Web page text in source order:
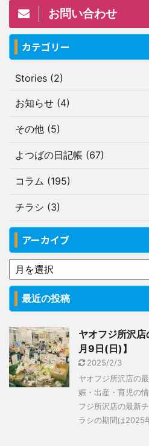
お問い合わせ
カテゴリー
Stories (2)
お知らせ (4)
その他 (5)
よつばの日記帳 (67)
コラム (195)
チラシ (3)
アーカイブ
最近の投稿
ヤオフジ所沢
月9日(日)】
2025/2/3
ヤオフジ所沢店の
娠・出産・育児の
フジ所沢店の最新
ラシの期間は2025